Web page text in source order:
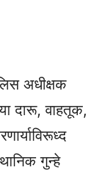
अधीक्षक
दारू, वाहतूक,
गुन्हे